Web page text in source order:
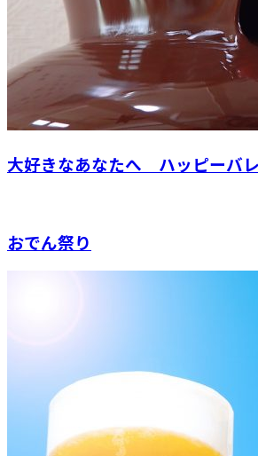
大好きなあなたへ ハッピーバレ
おでん祭り